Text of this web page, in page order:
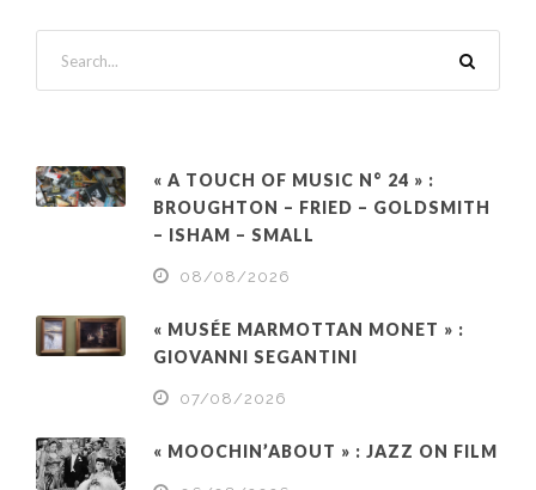
« A TOUCH OF MUSIC N° 24 » :
BROUGHTON – FRIED – GOLDSMITH
– ISHAM – SMALL
08/08/2026
« MUSÉE MARMOTTAN MONET » :
GIOVANNI SEGANTINI
07/08/2026
« MOOCHIN’ABOUT » : JAZZ ON FILM